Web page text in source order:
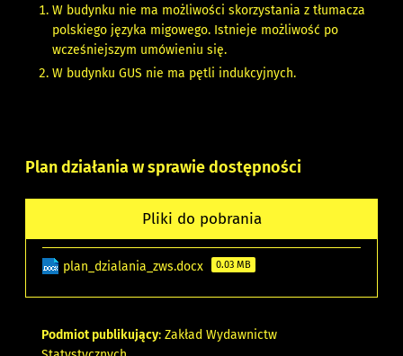
W budynku nie ma możliwości skorzystania z tłumacza
polskiego języka migowego. Istnieje możliwość po
wcześniejszym umówieniu się.
W budynku GUS nie ma pętli indukcyjnych.
Plan działania w sprawie dostępności
Pliki do pobrania
plan_dzialania_zws.docx 0.03 MB
Podmiot publikujący: Zakład Wydawnictw